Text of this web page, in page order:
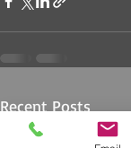
Recent Posts